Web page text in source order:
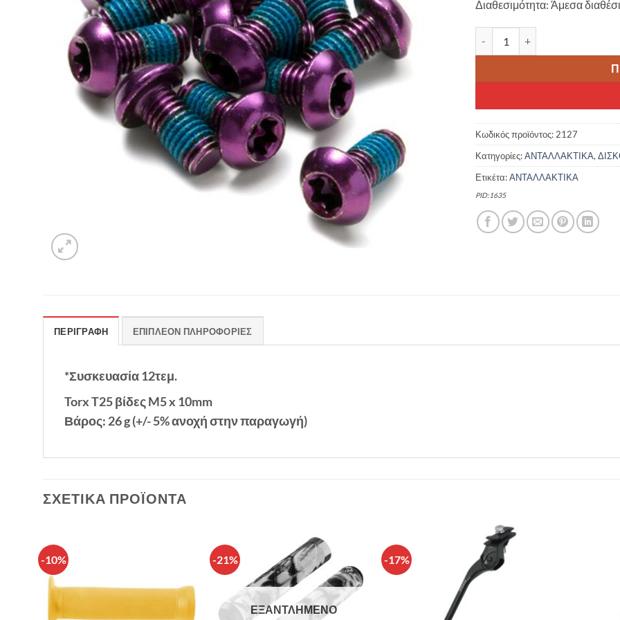
20.00 €.
Διαθεσιμότητα: Άμεσα
Κωδικός προϊόντος:2127
Κατηγορίες:ΑΝΤΑΛΛΑΚΤΙΚΑ,
Ετικέτα:ΑΝΤΑΛΛΑΚΤΙΚΑ
PID:1635
ΠΕΡΙΓΡΑΦΉ ΕΠΙΠΛΈΟΝ ΠΛΗΡΟΦΟΡΊΕΣ
*Συσκευασία 12τεμ.
Torx T25 βίδες M5 x 10mm
Βάρος: 26 g (+/- 5% ανοχή στην παραγωγή)
ΣΧΕΤΙΚΆ ΠΡΟΪΌΝΤΑ
-10% -21%
Πρόσθήκη
στην λίστα
επιθυμιών
ΕΞΑΝΤΛΗΜΈΝΟ
-17%
Πρόσθήκη
στην λίστα